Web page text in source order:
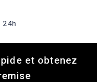
24h
et obtenez